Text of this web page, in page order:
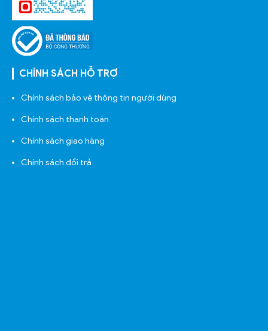
CHÍNH SÁCH HỖ TRỢ
Chính sách bảo vệ thông tin người dùng
Chính sách thanh toán
Chính sách giao hàng
Chính sách đổi trả